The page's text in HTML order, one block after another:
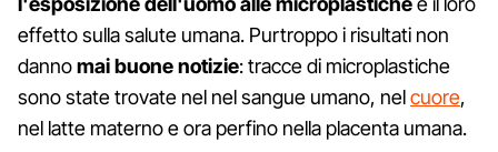
effetto sulla salute umana. Purtroppo i risultati non
dannomai buone notizie: tracce di microplastiche
sono state trovate nel nel sangue umano, nelcuore,
nel latte materno e ora perfino nella placenta umana.